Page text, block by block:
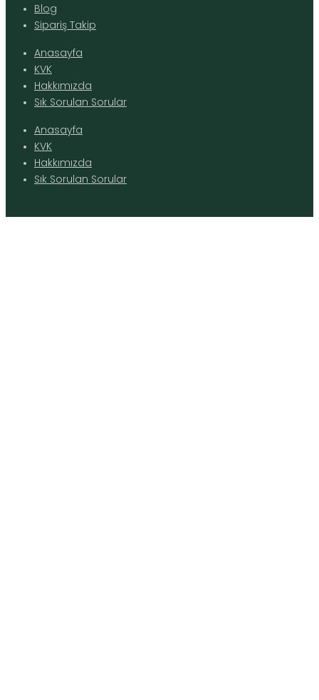
Blog
Sipariş Takip
Anasayfa
KVK
Hakkımızda
Sık Sorulan Sorular
Anasayfa
KVK
Hakkımızda
Sık Sorulan Sorular